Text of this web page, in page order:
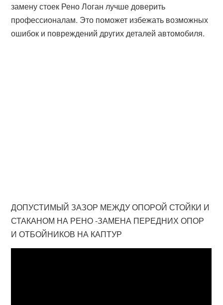
замену стоек Рено Логан лучше доверить
профессионалам. Это поможет избежать возможных
ошибок и повреждений других деталей автомобиля.
ДОПУСТИМЫЙ ЗАЗОР МЕЖДУ ОПОРОЙ СТОЙКИ И
СТАКАНОМ НА РЕНО -ЗАМЕНА ПЕРЕДНИХ ОПОР
И ОТБОЙНИКОВ НА КАПТУР